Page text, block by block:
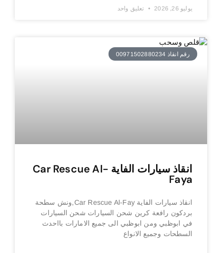
يوليو 26, 2026 تعليق واحد
رقم انقاذ 00971502880234
انقاذ سيارات الفاية Car Rescue Al-
Faya
انقاذ سيارات الفاية Car Rescue Al-Fay,ونش سطحة
بردكون رافعة كرين شحن السيارات شحن السيارات
في ابوظبي ومن ابوظبي الى جميع الامارات بااحدث
السطحات وجميع الانواع